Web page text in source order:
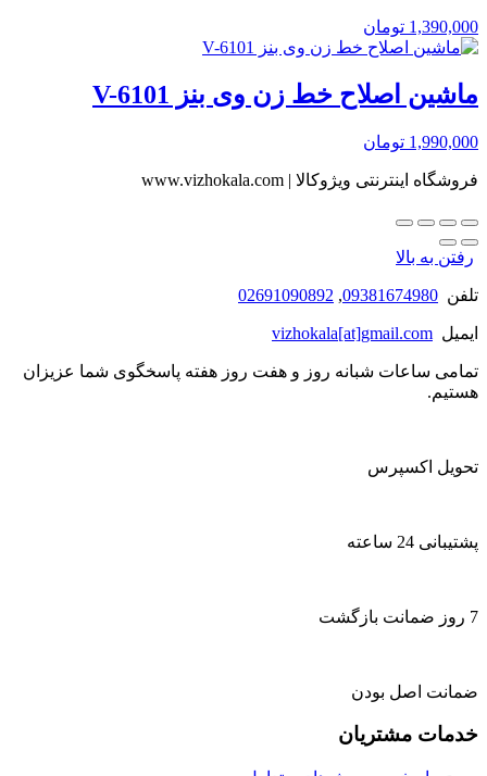
1,390,000 تومان
ماشین اصلاح خط زن وی بنز V-6101
1,990,000 تومان
فروشگاه اینترنتی ویژوکالا | www.vizhokala.com
رفتن به بالا
تلفن 09381674980
,
02691090892
ایمیل vizhokala[at]gmail.com
تمامی ساعات شبانه روز و هفت روز هفته پاسخگوی شما عزیزان
هستیم.
تحویل اکسپرس
پشتیبانی 24 ساعته
7 روز ضمانت بازگشت
ضمانت اصل بودن
خدمات مشتریان